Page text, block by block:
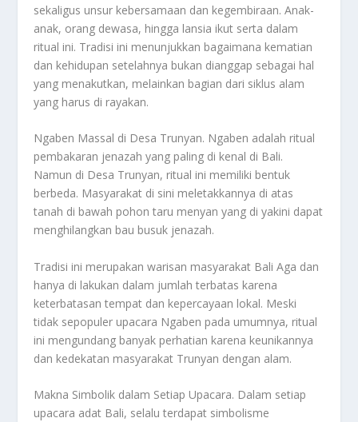
sekaligus unsur kebersamaan dan kegembiraan. Anak-
anak, orang dewasa, hingga lansia ikut serta dalam
ritual ini. Tradisi ini menunjukkan bagaimana kematian
dan kehidupan setelahnya bukan dianggap sebagai hal
yang menakutkan, melainkan bagian dari siklus alam
yang harus di rayakan.
Ngaben Massal di Desa Trunyan. Ngaben adalah ritual
pembakaran jenazah yang paling di kenal di Bali.
Namun di Desa Trunyan, ritual ini memiliki bentuk
berbeda. Masyarakat di sini meletakkannya di atas
tanah di bawah pohon taru menyan yang di yakini dapat
menghilangkan bau busuk jenazah.
Tradisi ini merupakan warisan masyarakat Bali Aga dan
hanya di lakukan dalam jumlah terbatas karena
keterbatasan tempat dan kepercayaan lokal. Meski
tidak sepopuler upacara Ngaben pada umumnya, ritual
ini mengundang banyak perhatian karena keunikannya
dan kedekatan masyarakat Trunyan dengan alam.
Makna Simbolik dalam Setiap Upacara. Dalam setiap
upacara adat Bali, selalu terdapat simbolisme